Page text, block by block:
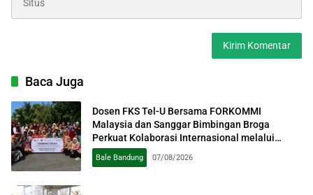
Baca Juga
Dosen FKS Tel-U Bersama FORKOMMI
Malaysia dan Sanggar Bimbingan Broga
Perkuat Kolaborasi Internasional melalui
Pengabdian kepada Masyarakat
Bale Bandung 07/08/2026